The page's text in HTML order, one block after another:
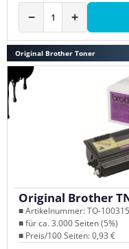
− +
Original Brother Toner
Original Brother
■ Artikelnummer: TO-100315
■ für ca. 3.000 Seiten (5%)
■ Preis/100 Seiten: 0,93 €